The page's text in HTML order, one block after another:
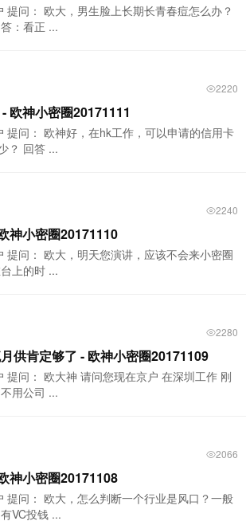
问： 欧大，男生脸上长期长青春痘怎么办？
：看正 ...
2220
欧神小密圈20171111
提问： 欧神好，在hk工作，可以申请的信用卡
？ 回答 ...
2240
神小密圈20171110
提问： 欧大，明天您演讲，应该不会来小密圈
上的时 ...
2280
供肯定够了 - 欧神小密圈20171109
提问： 欧大神 请问您现在京户 在深圳工作 刚
用公司 ...
2066
神小密圈20171108
提问： 欧大，怎么判断一个行业是风口？一般
VC投钱 ...